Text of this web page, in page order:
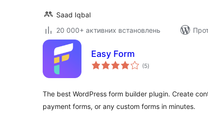
Saad Iqbal
20 000+ активних встановлень
Easy Form
(5загальний
рейтинг
)
The best WordPress form builder plugin. Create
payment forms, or any custom forms in minutes.